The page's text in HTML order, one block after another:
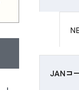
JANコ